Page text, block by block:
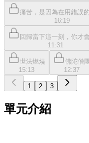
痛苦，是因為在用錯誤
16:19
回歸當下這一刻，你才
11:31
世法燃燒
15:13
佛陀僧團
12:37
1 2 3
單元介紹